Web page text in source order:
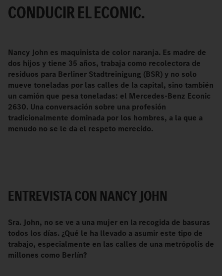
CONDUCIR EL ECONIC.
Nancy John es maquinista de color naranja. Es madre de
dos hijos y tiene 35 años, trabaja como recolectora de
residuos para Berliner Stadtreinigung (BSR) y no solo
mueve toneladas por las calles de la capital, sino también
un camión que pesa toneladas: el Mercedes-Benz Econic
2630. Una conversación sobre una profesión
tradicionalmente dominada por los hombres, a la que a
menudo no se le da el respeto merecido.
ENTREVISTA CON NANCY JOHN
Sra. John, no se ve a una mujer en la recogida de basuras
todos los días. ¿Qué le ha llevado a asumir este tipo de
trabajo, especialmente en las calles de una metrópolis de
millones como Berlín?